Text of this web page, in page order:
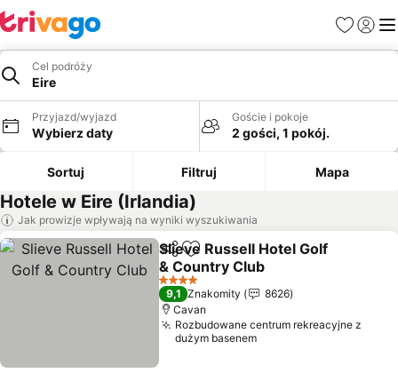
Ulubione
Cel podróży
Eire
Przyjazd/wyjazd
Wybierz daty
Goście i pokoje
2 gości, 1 pokój.
Sortuj Filtruj Mapa
Hotele w Eire (Irlandia)
Jak prowizje wpływają na wyniki wyszukiwania
Udostępnij
Dodaj do ulubionych
Slieve Russell Hotel Golf
& Country Club
4 Kategoria
9,1 Znakomity
8626
Cavan
Rozbudowane centrum rekreacyjne z
dużym basenem